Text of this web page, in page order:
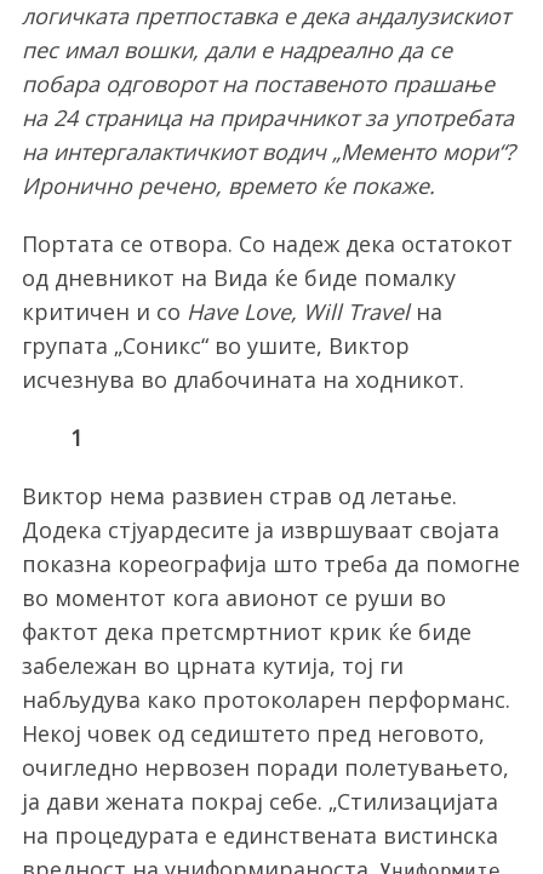
логичката претпоставка е дека андалузискиот
пес имал вошки, дали е надреално да се
побара одговорот на поставеното прашање
на 24 страница на прирачникот за употребата
на интергалактичкиот водич „Мементо мори“?
Иронично речено, времето ќе покаже.
Портата се отвора. Со надеж дека остатокот
од дневникот на Вида ќе биде помалку
критичен и со Have Love, Will Travelна
групата „Соникс“ во ушите, Виктор
исчезнува во длабочината на ходникот.
1
Виктор нема развиен страв од летање.
Додека стјуардесите ја извршуваат својата
показна кореографија што треба да помогне
во моментот кога авионот се руши во
фактот дека претсмртниот крик ќе биде
забележан во црната кутија, тој ги
набљудува како протоколарен перформанс.
Некој човек од седиштето пред неговото,
очигледно нервозен поради полетувањето,
ја дави жената покрај себе. „Стилизацијата
на процедурата е единствената вистинска
S
e